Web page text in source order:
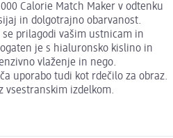
Calorie Match Maker v odtenku
in dolgotrajno obarvanost.
prilagodi vašim ustnicam in
je s hialuronsko kislino in
vlaženje in nego.
uporabo tudi kot rdečilo za obraz.
vsestranskim izdelkom.